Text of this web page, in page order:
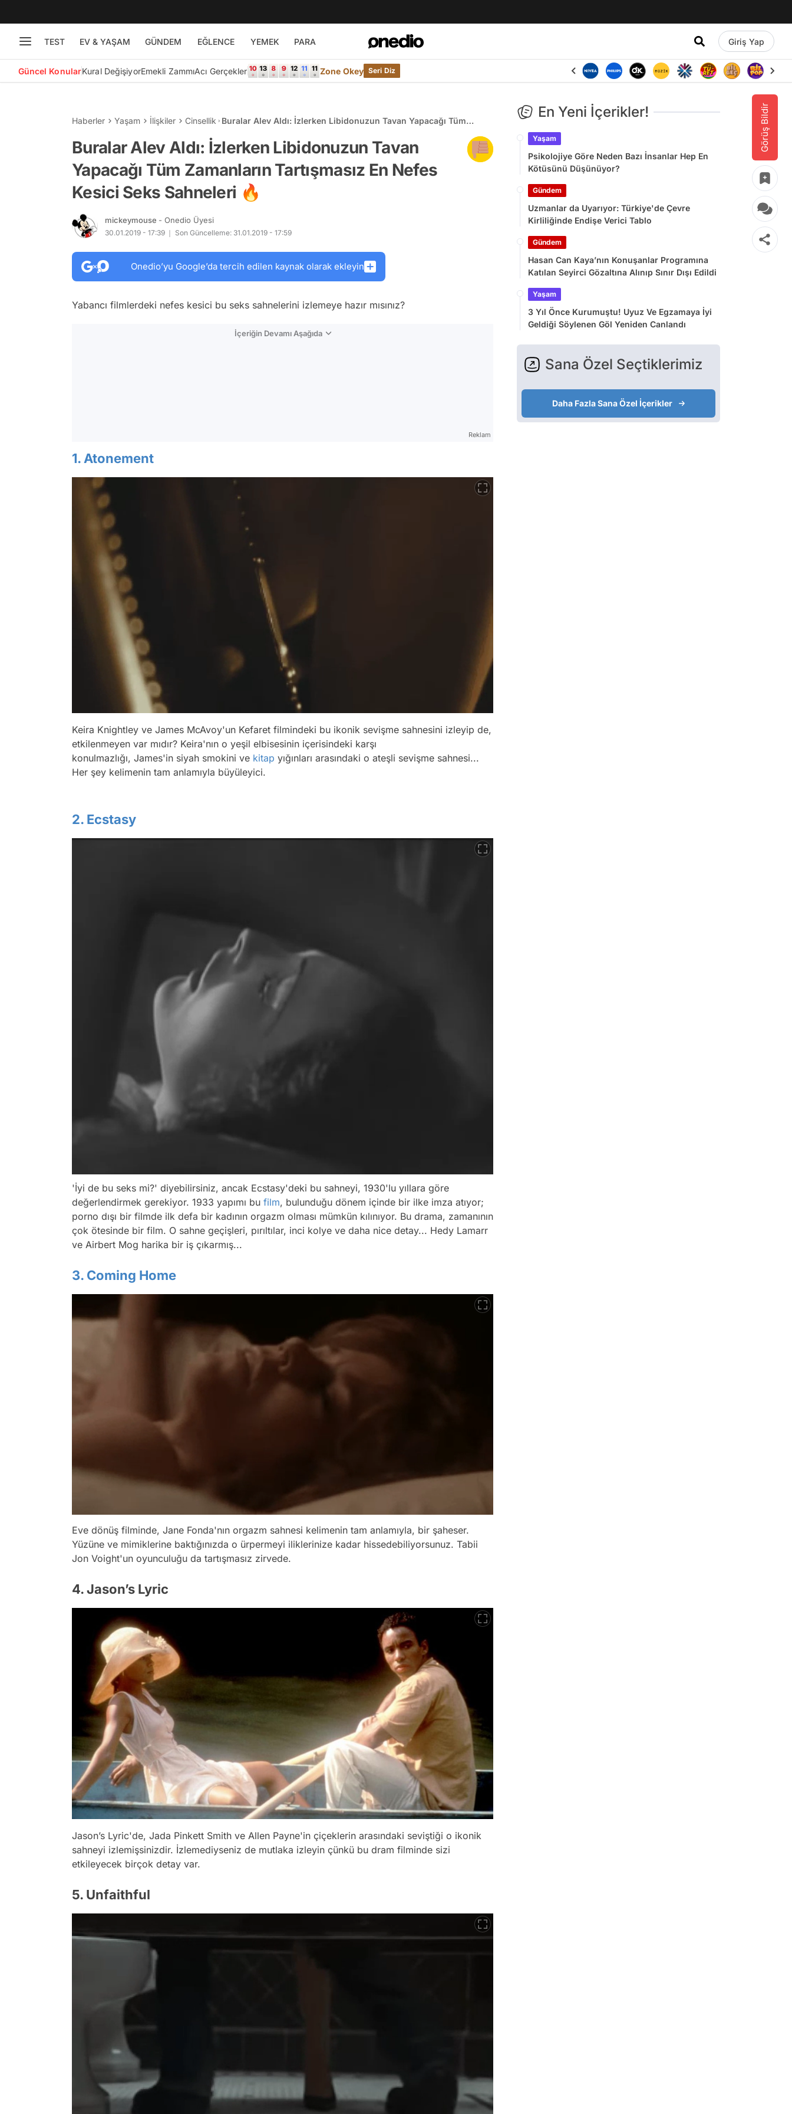
TEST EV & YAŞAM GÜNDEM EĞLENCE YEMEK PARA Giriş Yap
Güncel KonularKural DeğişiyorEmekli ZammıAcı Gerçekler Zone Okey Seri Diz
Görüş Bildir
Haberler Yaşam İlişkiler Cinsellik
Buralar Alev Aldı: İzlerken Libidonuzun Tavan Yapacağı Tüm
Buralar Alev Aldı: İzlerken Libidonuzun Tavan
Yapacağı Tüm Zamanların Tartışmasız En Nefes
Kesici Seks Sahneleri 🔥
mickeymouse - Onedio Üyesi
30.01.2019 - 17:39 Son Güncelleme: 31.01.2019 - 17:59
Onedio’yu Google’da tercih edilen kaynak olarak ekleyin
Yabancı filmlerdeki nefes kesici bu seks sahnelerini izlemeye hazır mısınız?
İçeriğin Devamı Aşağıda
Reklam
1. Atonement
Keira Knightley ve James McAvoy'un Kefaret filmindeki bu ikonik sevişme sahnesini izleyip de,
etkilenmeyen var mıdır? Keira'nın o yeşil elbisesinin içerisindeki karşı
konulmazlığı, James'in siyah smokini ve kitap yığınları arasındaki o ateşli sevişme sahnesi...
Her şey kelimenin tam anlamıyla büyüleyici.
2. Ecstasy
'İyi de bu seks mi?' diyebilirsiniz, ancak Ecstasy'deki bu sahneyi, 1930'lu yıllara göre
değerlendirmek gerekiyor. 1933 yapımı bu film, bulunduğu dönem içinde bir ilke imza atıyor;
porno dışı bir filmde ilk defa bir kadının orgazm olması mümkün kılınıyor. Bu drama, zamanının
çok ötesinde bir film. O sahne geçişleri, pırıltılar, inci kolye ve daha nice detay... Hedy Lamarr
ve Airbert Mog harika bir iş çıkarmış...
3. Coming Home
Eve dönüş filminde, Jane Fonda'nın orgazm sahnesi kelimenin tam anlamıyla, bir şaheser.
Yüzüne ve mimiklerine baktığınızda o ürpermeyi iliklerinize kadar hissedebiliyorsunuz. Tabii
Jon Voight'un oyunculuğu da tartışmasız zirvede.
4. Jason’s Lyric
Jason’s Lyric'de, Jada Pinkett Smith ve Allen Payne'in çiçeklerin arasındaki seviştiği o ikonik
sahneyi izlemişsinizdir. İzlemediyseniz de mutlaka izleyin çünkü bu dram filminde sizi
etkileyecek birçok detay var.
5. Unfaithful
En Yeni İçerikler!
Yaşam
Psikolojiye Göre Neden Bazı İnsanlar Hep En
Kötüsünü Düşünüyor?
Gündem
Uzmanlar da Uyarıyor: Türkiye'de Çevre
Kirliliğinde Endişe Verici Tablo
Gündem
Hasan Can Kaya’nın Konuşanlar Programına
Katılan Seyirci Gözaltına Alınıp Sınır Dışı Edildi
Yaşam
3 Yıl Önce Kurumuştu! Uyuz Ve Egzamaya İyi
Geldiği Söylenen Göl Yeniden Canlandı
Sana Özel Seçtiklerimiz
Daha Fazla Sana Özel İçerikler